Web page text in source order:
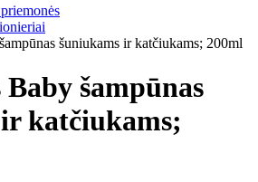
šuniukams ir katčiukams; 200ml
šampūnas
katčiukams;